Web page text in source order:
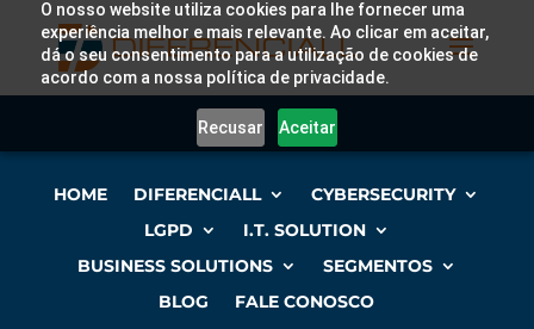
O nosso website utiliza cookies para lhe fornecer uma
experiência melhor e mais relevante. Ao clicar em aceitar,
dá o seu consentimento para a utilização de cookies de
acordo com a nossa política de privacidade.
Recusar Aceitar
HOME DIFERENCIALL
CYBERSECURITY
LGPD
I.T. SOLUTION
BUSINESS SOLUTIONS
SEGMENTOS
BLOG
FALE CONOSCO